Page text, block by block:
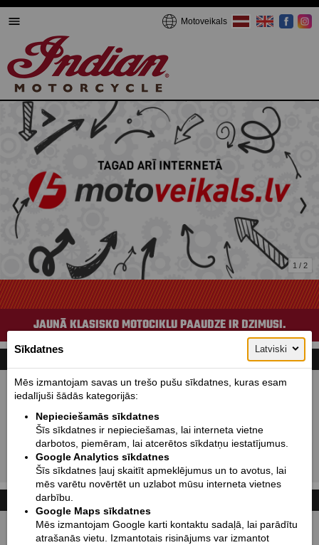
Motoveikals
1 / 2
JAUNĀ KLASISKO MOTOCIKLU PAAUDZE IR DZIMUSI.
Jauni:
Lietoti:
Ražotājs:
Indian motorcycle
Izvēlēties
Modelis:
Izvēlēties
Meklēt!
MOTOCIKLU UZGLABĀŠANA & TRANSPORTĒŠANA
Sīkdatnes Latviski
Mēs izmantojam savas un trešo pušu sīkdatnes, kuras esam
iedalījuši šādās kategorijās:
Nepieciešamās sīkdatnes
Šīs sīkdatnes ir nepieciešamas, lai interneta vietne
darbotos, piemēram, lai atcerētos sīkdatņu iestatījumus.
Google Analytics sīkdatnes
Šīs sīkdatnes ļauj skaitīt apmeklējumus un to avotus, lai
mēs varētu novērtēt un uzlabot mūsu interneta vietnes
darbību.
Google Maps sīkdatnes
Mēs izmantojam Google karti kontaktu sadaļā, lai parādītu
atrašanās vietu. Izmantotais risinājums var izmantot